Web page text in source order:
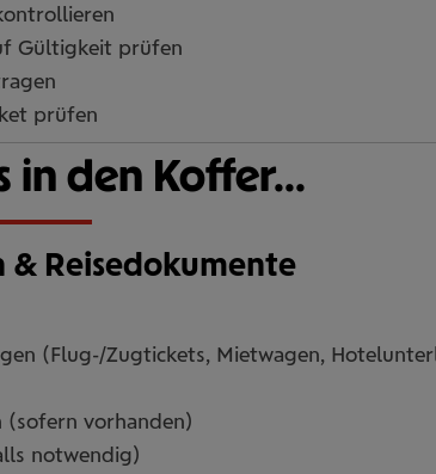
Gültigkeit prüfen
prüfen
in den Koffer...
Reisedokumente
(Flug-/Zugtickets, Mietwagen,
(sofern vorhanden)
notwendig)